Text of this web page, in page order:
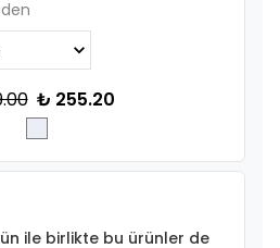
₺ 255.20
ile birlikte bu ürünler de